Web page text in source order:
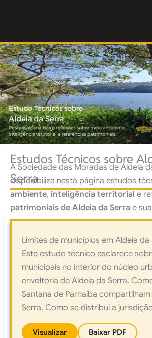
conteúdo
Estudos Técnicos sobre
Serra
A Sociedade das Moradas de Aldeia
disponibiliza nesta página estudos
ambiente, inteligência territorial e
patrimoniais de Aldeia da Serra e
Limites de municípios em Aldeia da
Este estudo técnico esclarece
municipais no interior do núcleo
envoltória de Aldeia da Serra.
Santana de Parnaíba
Serra. Como se distribui a
Estrada Yojiro Takaoka.
Visualizar Baixar PDF